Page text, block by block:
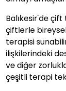
Balıkesir'de
çiftlerle
terapisi
ilişkilerindeki
ve diğer
çeşitli terapi